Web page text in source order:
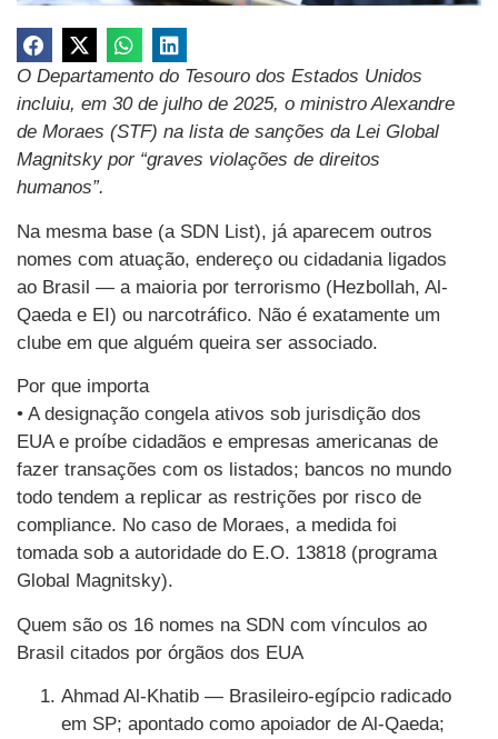
O Departamento do Tesouro dos Estados Unidos
incluiu, em 30 de julho de 2025, o ministro Alexandre
de Moraes (STF) na lista de sanções da Lei Global
Magnitsky por “graves violações de direitos
humanos”.
Na mesma base (a SDN List), já aparecem outros
nomes com atuação, endereço ou cidadania ligados
ao Brasil — a maioria por terrorismo (Hezbollah, Al-
Qaeda e EI) ou narcotráfico. Não é exatamente um
clube em que alguém queira ser associado.
Por que importa
• A designação congela ativos sob jurisdição dos
EUA e proíbe cidadãos e empresas americanas de
fazer transações com os listados; bancos no mundo
todo tendem a replicar as restrições por risco de
compliance. No caso de Moraes, a medida foi
tomada sob a autoridade do E.O. 13818 (programa
Global Magnitsky).
Quem são os 16 nomes na SDN com vínculos ao
Brasil citados por órgãos dos EUA
Ahmad Al-Khatib — Brasileiro-egípcio radicado
em SP; apontado como apoiador de Al-Qaeda;